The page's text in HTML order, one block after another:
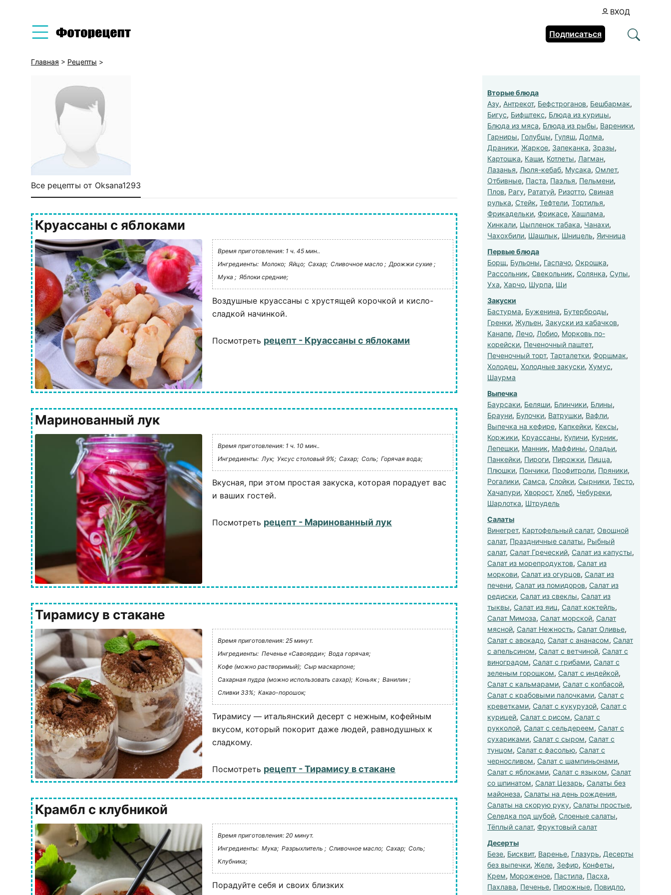
ВХОД
Подписаться
Главная > Рецепты >
Все рецепты от Oksana1293
Круассаны с яблоками
Время приготовления: 1 ч. 45 мин..
Ингредиенты: Молоко; Яйцо; Сахар; Сливочное масло ; Дрожжи сухие ;
Мука ; Яблоки средние;
Воздушные круассаны с хрустящей корочкой и кисло-
сладкой начинкой.
Посмотреть рецепт - Круассаны с яблоками
Маринованный лук
Время приготовления: 1 ч. 10 мин..
Ингредиенты: Лук; Уксус столовый 9%; Сахар; Соль; Горячая вода;
Вкусная, при этом простая закуска, которая порадует вас
и ваших гостей.
Посмотреть рецепт - Маринованный лук
Тирамису в стакане
Время приготовления: 25 минут.
Ингредиенты: Печенье «Савоярди»; Вода горячая;
Кофе (можно растворимый); Сыр маскарпоне;
Сахарная пудра (можно использовать сахар); Коньяк ; Ванилин ;
Сливки 33%; Какао-порошок;
Тирамису — итальянский десерт с нежным, кофейным
вкусом, который покорит даже людей, равнодушных к
сладкому.
Посмотреть рецепт - Тирамису в стакане
Крамбл с клубникой
Время приготовления: 20 минут.
Ингредиенты: Мука; Разрыхлитель ; Сливочное масло; Сахар; Соль;
Клубника;
Порадуйте себя и своих близких
Вторые блюда
Азу, Антрекот, Бефстроганов, Бешбармак,
Бигус, Бифштекс, Блюда из курицы,
Блюда из мяса, Блюда из рыбы, Вареники,
Гарниры, Голубцы, Гуляш, Долма,
Драники, Жаркое, Запеканка, Зразы,
Картошка, Каши, Котлеты, Лагман,
Лазанья, Люля-кебаб, Мусака, Омлет,
Отбивные, Паста, Паэлья, Пельмени,
Плов, Рагу, Рататуй, Ризотто, Свиная
рулька, Стейк, Тефтели, Тортилья,
Фрикадельки, Фрикасе, Хашлама,
Хинкали, Цыпленок табака, Чанахи,
Чахохбили, Шашлык, Шницель, Яичница
Первые блюда
Борщ, Бульоны, Гаспачо, Окрошка,
Рассольник, Свекольник, Солянка, Супы,
Уха, Харчо, Шурпа, Щи
Закуски
Бастурма, Буженина, Бутерброды,
Гренки, Жульен, Закуски из кабачков,
Канапе, Лечо, Лобио, Морковь по-
корейски, Печеночный паштет,
Печеночный торт, Тарталетки, Форшмак,
Холодец, Холодные закуски, Хумус,
Шаурма
Выпечка
Баурсаки, Беляши, Блинчики, Блины,
Брауни, Булочки, Ватрушки, Вафли,
Выпечка на кефире, Капкейки, Кексы,
Коржики, Круассаны, Куличи, Курник,
Лепешки, Манник, Маффины, Оладьи,
Панкейки, Пироги, Пирожки, Пицца,
Плюшки, Пончики, Профитроли, Пряники,
Рогалики, Самса, Слойки, Сырники, Тесто,
Хачапури, Хворост, Хлеб, Чебуреки,
Шарлотка, Штрудель
Салаты
Винегрет, Картофельный салат, Овощной
салат, Праздничные салаты, Рыбный
салат, Салат Греческий, Салат из капусты,
Салат из морепродуктов, Салат из
моркови, Салат из огурцов, Салат из
печени, Салат из помидоров, Салат из
редиски, Салат из свеклы, Салат из
тыквы, Салат из яиц, Салат коктейль,
Салат Мимоза, Салат морской, Салат
мясной, Салат Нежность, Салат Оливье,
Салат с авокадо, Салат с ананасом, Салат
с апельсином, Салат с ветчиной, Салат с
виноградом, Салат с грибами, Салат с
зеленым горошком, Салат с индейкой,
Салат с кальмарами, Салат с колбасой,
Салат с крабовыми палочками, Салат с
креветками, Салат с кукурузой, Салат с
курицей, Салат с рисом, Салат с
рукколой, Салат с сельдереем, Салат с
сухариками, Салат с сыром, Салат с
тунцом, Салат с фасолью, Салат с
черносливом, Салат с шампиньонами,
Салат с яблоками, Салат с языком, Салат
со шпинатом, Салат Цезарь, Салаты без
майонеза, Салаты на день рождения,
Салаты на скорую руку, Салаты простые,
Селедка под шубой, Слоеные салаты,
Тёплый салат, Фруктовый салат
Десерты
Безе, Бисквит, Варенье, Глазурь, Десерты
без выпечки, Желе, Зефир, Конфеты,
Крем, Мороженое, Пастила, Пасха,
Пахлава, Печенье, Пирожные, Повидло,